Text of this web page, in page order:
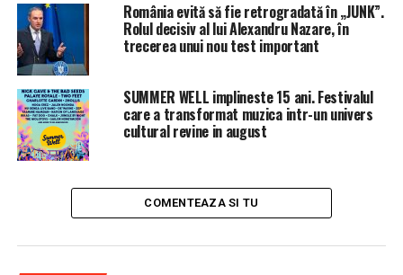
România evită să fie retrogradată în „JUNK”.
Rolul decisiv al lui Alexandru Nazare, în
trecerea unui nou test important
SUMMER WELL implineste 15 ani. Festivalul
care a transformat muzica intr-un univers
cultural revine in august
COMENTEAZA SI TU